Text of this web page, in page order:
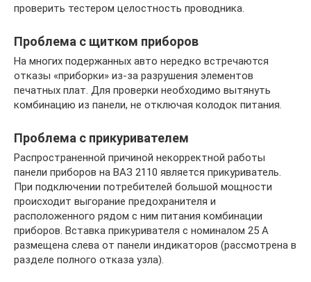
проверить тестером целостность проводника.
Проблема с щитком приборов
На многих подержанных авто нередко встречаются
отказы «приборки» из-за разрушения элементов
печатных плат. Для проверки необходимо вытянуть
комбинацию из панели, не отключая колодок питания.
Проблема с прикуривателем
Распространенной причиной некорректной работы
панели приборов на ВАЗ 2110 является прикуриватель.
При подключении потребителей большой мощности
происходит выгорание предохранителя и
расположенного рядом с ним питания комбинации
приборов. Вставка прикуривателя с номиналом 25 А
размещена слева от панели индикаторов (рассмотрена в
разделе полного отказа узла).